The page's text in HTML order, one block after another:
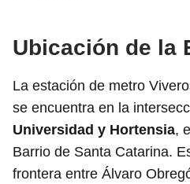
Ubicación de la
La estación de metro
se encuentra en la
Universidad y Hortensia,
Barrio de Santa Catarina.
frontera entre Álvaro